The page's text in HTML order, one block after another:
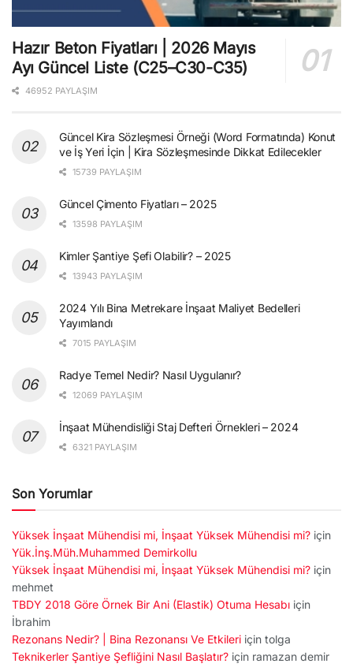
Hazır Beton Fiyatları | 2026 Mayıs
Ayı Güncel Liste (C25–C30-C35)
46952 PAYLAŞIM
Güncel Kira Sözleşmesi Örneği (Word Formatında) Konut
ve İş Yeri İçin | Kira Sözleşmesinde Dikkat Edilecekler
15739 PAYLAŞIM
Güncel Çimento Fiyatları – 2025
13598 PAYLAŞIM
Kimler Şantiye Şefi Olabilir? – 2025
13943 PAYLAŞIM
2024 Yılı Bina Metrekare İnşaat Maliyet Bedelleri
Yayımlandı
7015 PAYLAŞIM
Radye Temel Nedir? Nasıl Uygulanır?
12069 PAYLAŞIM
İnşaat Mühendisliği Staj Defteri Örnekleri – 2024
6321 PAYLAŞIM
Son Yorumlar
Yüksek İnşaat Mühendisi mi, İnşaat Yüksek Mühendisi mi? için
Yük.İnş.Müh.Muhammed Demirkollu
Yüksek İnşaat Mühendisi mi, İnşaat Yüksek Mühendisi mi? için
mehmet
TBDY 2018 Göre Örnek Bir Ani (Elastik) Otuma Hesabı için
İbrahim
Rezonans Nedir? | Bina Rezonansı Ve Etkileri için tolga
Teknikerler Şantiye Şefliğini Nasıl Başlatır? için ramazan demir